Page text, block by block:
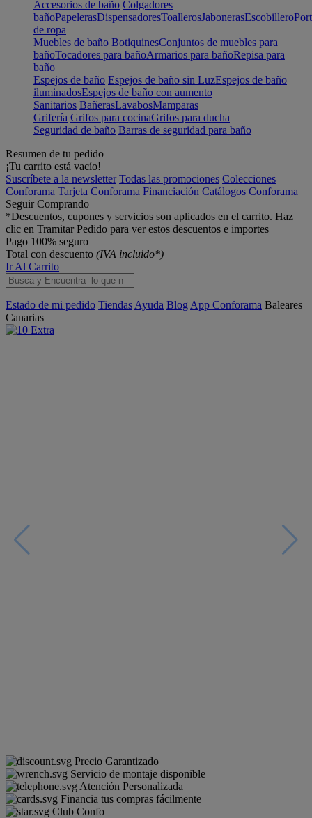
Accesorios de baño Colgadores
bañoPapelerasDispensadoresToallerosJabonerasEscobillero
de ropa
Muebles de baño BotiquinesConjuntos de muebles para
bañoTocadores para bañoArmarios para bañoRepisa para
baño
Espejos de baño Espejos de baño sin LuzEspejos de baño
iluminadosEspejos de baño con aumento
Sanitarios BañerasLavabosMamparas
Grifería Grifos para cocinaGrifos para ducha
Seguridad de baño Barras de seguridad para baño
Resumen de tu pedido
¡Tu carrito está vacío!
Suscríbete a la newsletter Todas las promociones Colecciones
Conforama Tarjeta Conforama Financiación Catálogos Conforama
Seguir Comprando
*Descuentos, cupones y servicios son aplicados en el carrito. Haz
clic en Tramitar Pedido para ver estos descuentos e importes
Pago 100% seguro
Total con descuento (IVA incluido*)
Ir Al Carrito
Estado de mi pedido Tiendas Ayuda Blog App Conforama Baleares
Canarias
Precio Garantizado
Servicio de montaje disponible
Atención Personalizada
Financia tus compras fácilmente
Club Confo